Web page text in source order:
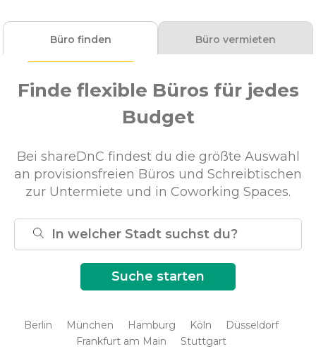
Büro finden Büro vermieten
Finde flexible Büros für jedes
Budget
Bei shareDnC findest du die größte Auswahl
an provisionsfreien Büros und Schreibtischen
zur Untermiete und in Coworking Spaces.
Berlin München Hamburg Köln
Düsseldorf
Frankfurt am Main
Stuttgart